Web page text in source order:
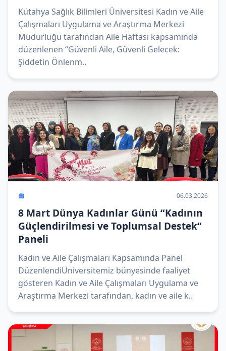
Kütahya Sağlık Bilimleri Üniversitesi Kadın ve Aile
Çalışmaları Uygulama ve Araştırma Merkezi
Müdürlüğü tarafından Aile Haftası kapsamında
düzenlenen “Güvenli Aile, Güvenli Gelecek:
Şiddetin Önlenm..
📰 06.03.2026
8 Mart Dünya Kadınlar Günü “Kadının
Güçlendirilmesi ve Toplumsal Destek“
Paneli
Kadın ve Aile Çalışmaları Kapsamında Panel
DüzenlendiÜniversitemiz bünyesinde faaliyet
gösteren Kadın ve Aile Çalışmaları Uygulama ve
Araştırma Merkezi tarafından, kadın ve aile k..